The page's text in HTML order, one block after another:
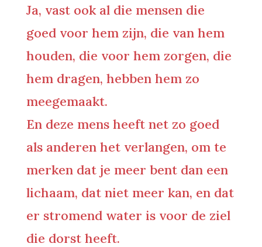
Ja, vast ook al die mensen die
goed voor hem zijn, die van hem
houden, die voor hem zorgen, die
hem dragen, hebben hem zo
meegemaakt.
En deze mens heeft net zo goed
als anderen het verlangen, om te
merken dat je meer bent dan een
lichaam, dat niet meer kan, en dat
er stromend water is voor de ziel
die dorst heeft.